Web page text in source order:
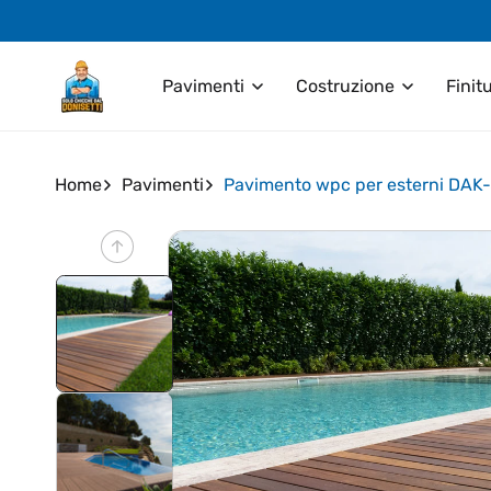
ai contenuti
Pavimenti Costruzione
Home Pavimenti Pavimento wpc per esterni DAK-
Passa alle
informazioni
sul prodotto